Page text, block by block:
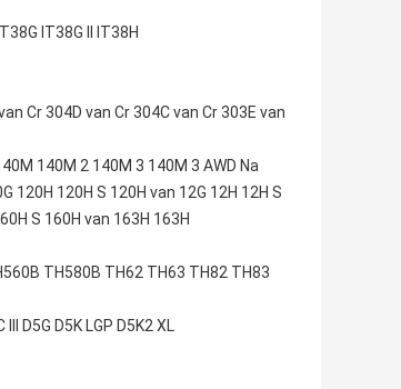
IT38G II IT38H
Cr 304D van Cr 304C van Cr 303E van
140M 2 140M 3 140M 3 AWD Na
120H 120H S 120H van 12G 12H 12H S
S 160H van 163H 163H
TH580B TH62 TH63 TH82 TH83
D5G D5K LGP D5K2 XL